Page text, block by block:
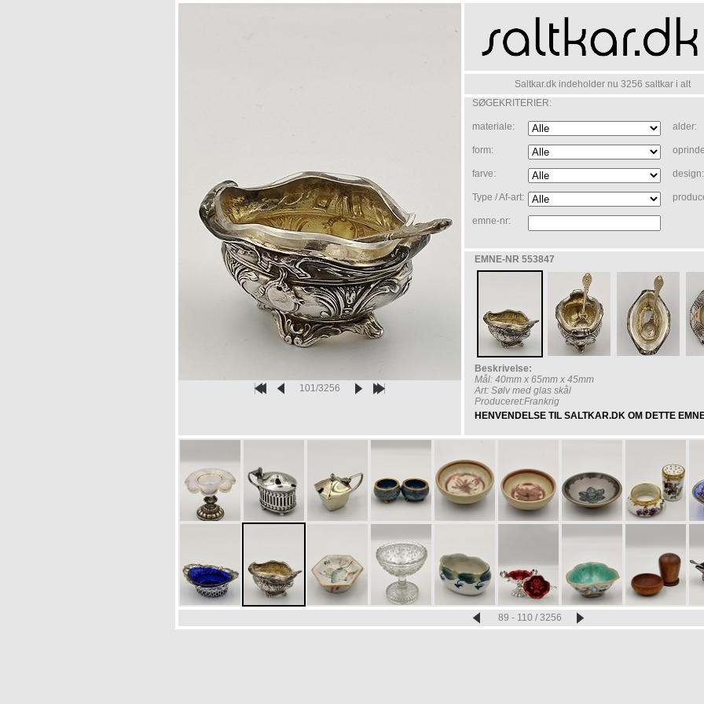
101/3256
Saltkar.dk indeholder nu 3256 saltkar i alt
SØGEKRITERIER:
materiale: alder:
form:
farve: design:
Type / Af-art:
emne-nr:
EMNE-NR 553847
Beskrivelse:
Mål: 40mm x 65mm x 45mm
Art: Sølv med glas skål
Produceret:Frankrig
HENVENDELSE TIL SALTKAR.DK OM DETTE
89 - 110 / 3256